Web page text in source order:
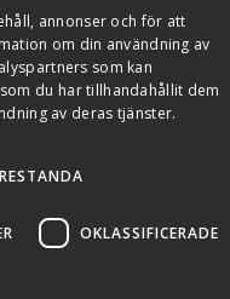
annonser och för att
om din användning av
som kan
du har tillhandahållit dem
av deras tjänster.
OKLASSIFICERADE